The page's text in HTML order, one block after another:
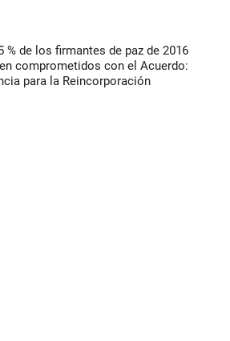
% de los firmantes de paz de 2016
comprometidos con el Acuerdo:
para la Reincorporación